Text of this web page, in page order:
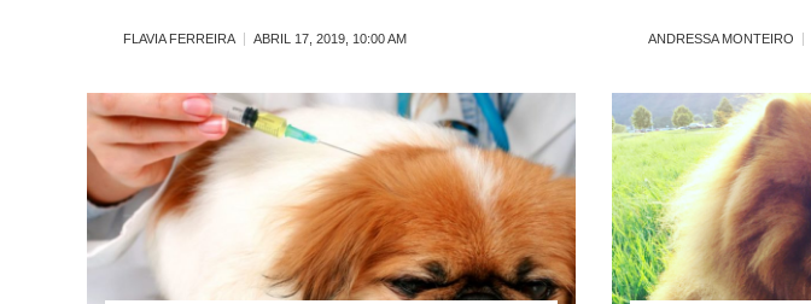
FLAVIA FERREIRA ABRIL 17, 2019, 10:00 AM ANDRESSA MONTEIRO